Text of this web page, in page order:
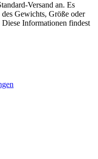
Versand an. Es
Gewichts, Größe oder
Diese Informationen findest